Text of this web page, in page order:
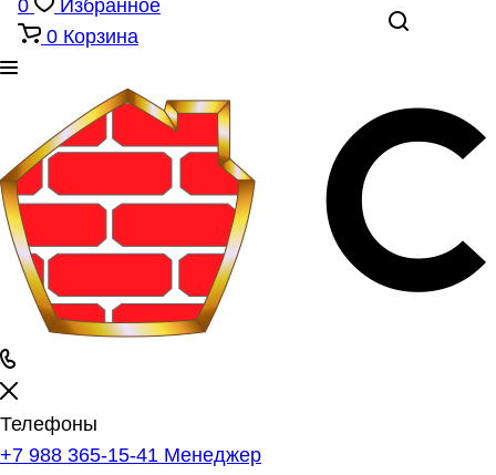
0
Избранное
0 Корзина
Телефоны
+7 988 365-15-41 Менеджер